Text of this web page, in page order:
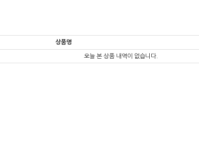
상품명
오늘 본 상품 내역이 없습니다.